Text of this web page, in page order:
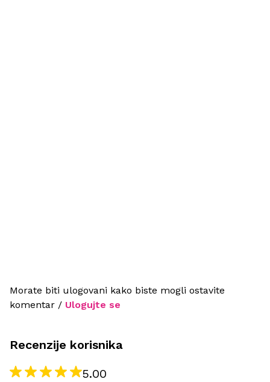
Morate biti ulogovani kako biste mogli ostavite
komentar / Ulogujte se
Recenzije korisnika
5.00